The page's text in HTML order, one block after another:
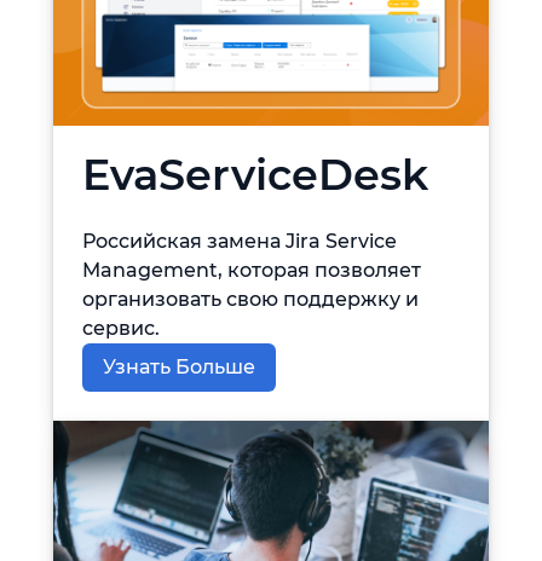
EvaServiceDesk
Российская замена Jira Service
Management, которая позволяет
организовать свою поддержку и
сервис.
Узнать Больше